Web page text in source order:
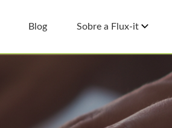
Blog Sobre a Flux-it